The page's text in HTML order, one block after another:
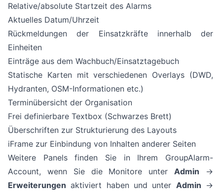
Relative/absolute Startzeit des Alarms
Aktuelles Datum/Uhrzeit
Rückmeldungen der Einsatzkräfte innerhalb der
Einheiten
Einträge aus dem Wachbuch/Einsatztagebuch
Statische Karten mit verschiedenen Overlays (DWD,
Hydranten, OSM-Informationen etc.)
Terminübersicht der Organisation
Frei definierbare Textbox (Schwarzes Brett)
Überschriften zur Strukturierung des Layouts
iFrame zur Einbindung von Inhalten anderer Seiten
Weitere Panels finden Sie in Ihrem GroupAlarm-
Account, wenn Sie die Monitore unter Admin ->
Erweiterungen aktiviert haben und unter Admin ->